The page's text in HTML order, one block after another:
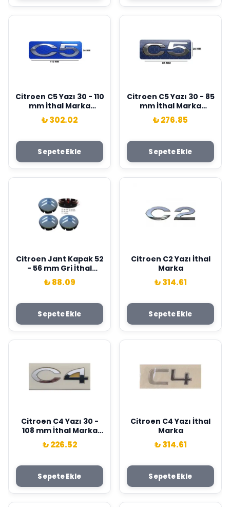
Citroen C5 Yazı 30 - 110
mm İthal Marka
8666.28
₺ 302.02
Sepete Ekle
Citroen C5 Yazı 30 - 85
mm İthal Marka
98041607VD
₺ 276.85
Sepete Ekle
Citroen Jant Kapak 52
- 56 mm Gri İthal
Marka 8911B
₺ 88.09
Sepete Ekle
Citroen C2 Yazı İthal
Marka
₺ 314.61
Sepete Ekle
Citroen C4 Yazı 30 -
108 mm İthal Marka
8665.Y4
₺ 226.52
Sepete Ekle
Citroen C4 Yazı İthal
Marka
₺ 314.61
Sepete Ekle